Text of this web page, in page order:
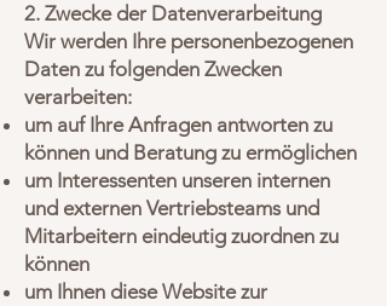
2. Zwecke der Datenverarbeitung
Wir werden Ihre personenbezogenen
Daten zu folgenden Zwecken
verarbeiten:
um auf Ihre Anfragen antworten zu
können und Beratung zu ermöglichen
um Interessenten unseren internen
und externen Vertriebsteams und
Mitarbeitern eindeutig zuordnen zu
können
um Ihnen diese Website zur